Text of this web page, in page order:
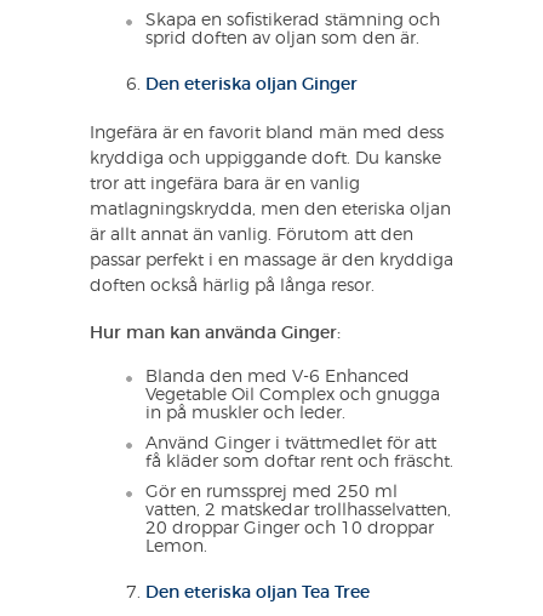
Skapa en sofistikerad stämning och
sprid doften av oljan som den är.
Den eteriska oljan Ginger
Ingefära är en favorit bland män med dess
kryddiga och uppiggande doft. Du kanske
tror att ingefära bara är en vanlig
matlagningskrydda, men den eteriska oljan
är allt annat än vanlig. Förutom att den
passar perfekt i en massage är den kryddiga
doften också härlig på långa resor.
Hur man kan använda Ginger:
Blanda den med V-6 Enhanced
Vegetable Oil Complex och gnugga
in på muskler och leder.
Använd Ginger i tvättmedlet för att
få kläder som doftar rent och fräscht.
Gör en rumssprej med 250 ml
vatten, 2 matskedar trollhasselvatten,
20 droppar Ginger och 10 droppar
Lemon.
Den eteriska oljan Tea Tree